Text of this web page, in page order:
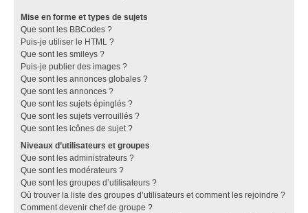
Mise en forme et types de sujets
Que sont les BBCodes ?
Puis-je utiliser le HTML ?
Que sont les smileys ?
Puis-je publier des images ?
Que sont les annonces globales ?
Que sont les annonces ?
Que sont les sujets épinglés ?
Que sont les sujets verrouillés ?
Que sont les icônes de sujet ?
Niveaux d’utilisateurs et groupes
Que sont les administrateurs ?
Que sont les modérateurs ?
Que sont les groupes d’utilisateurs ?
Où trouver la liste des groupes d’utilisateurs et comment les rejoindre ?
Comment devenir chef de groupe ?